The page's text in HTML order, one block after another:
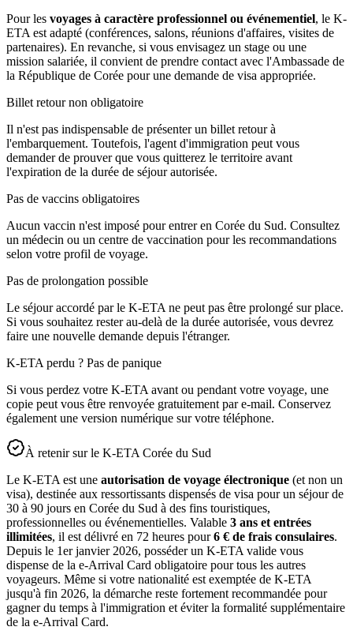
Pour les voyages à caractère professionnel ou événementiel, le K-
ETA est adapté (conférences, salons, réunions d'affaires, visites de
partenaires). En revanche, si vous envisagez un stage ou une
mission salariée, il convient de prendre contact avec l'Ambassade de
la République de Corée pour une demande de visa appropriée.
Billet retour non obligatoire
Il n'est pas indispensable de présenter un billet retour à
l'embarquement. Toutefois, l'agent d'immigration peut vous
demander de prouver que vous quitterez le territoire avant
l'expiration de la durée de séjour autorisée.
Pas de vaccins obligatoires
Aucun vaccin n'est imposé pour entrer en Corée du Sud. Consultez
un médecin ou un centre de vaccination pour les recommandations
selon votre profil de voyage.
Pas de prolongation possible
Le séjour accordé par le K-ETA ne peut pas être prolongé sur place.
Si vous souhaitez rester au-delà de la durée autorisée, vous devrez
faire une nouvelle demande depuis l'étranger.
K-ETA perdu ? Pas de panique
Si vous perdez votre K-ETA avant ou pendant votre voyage, une
copie peut vous être renvoyée gratuitement par e-mail. Conservez
également une version numérique sur votre téléphone.
À retenir sur le K-ETA Corée du Sud
Le K-ETA est une autorisation de voyage électronique (et non un
visa), destinée aux ressortissants dispensés de visa pour un séjour de
30 à 90 jours en Corée du Sud à des fins touristiques,
professionnelles ou événementielles. Valable 3 ans et entrées
illimitées, il est délivré en 72 heures pour6 € de frais consulaires.
Depuis le 1er janvier 2026, posséder un K-ETA valide vous
dispense de la e-Arrival Card obligatoire pour tous les autres
voyageurs. Même si votre nationalité est exemptée de K-ETA
jusqu'à fin 2026, la démarche reste fortement recommandée pour
gagner du temps à l'immigration et éviter la formalité supplémentaire
de la e-Arrival Card.